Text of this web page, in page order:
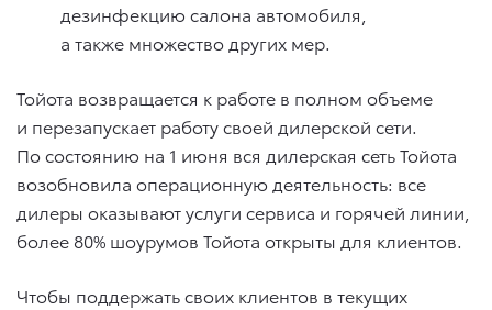
дезинфекцию салона автомобиля,
а также множество других мер.
Тойота возвращается к работе в полном объеме
и перезапускает работу своей дилерской сети.
По состоянию на 1 июня вся дилерская сеть Тойота
возобновила операционную деятельность: все
дилеры оказывают услуги сервиса и горячей линии,
более 80% шоурумов Тойота открыты для клиентов.
Чтобы поддержать своих клиентов в текущих